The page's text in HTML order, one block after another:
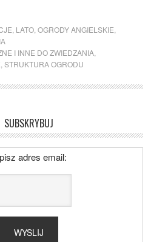
LATO, OGRODY ANGIELSKIE
I INNE DO ZWIEDZANIA,
STRUKTURA OGRODU
SUBSKRYBUJ
adres email: